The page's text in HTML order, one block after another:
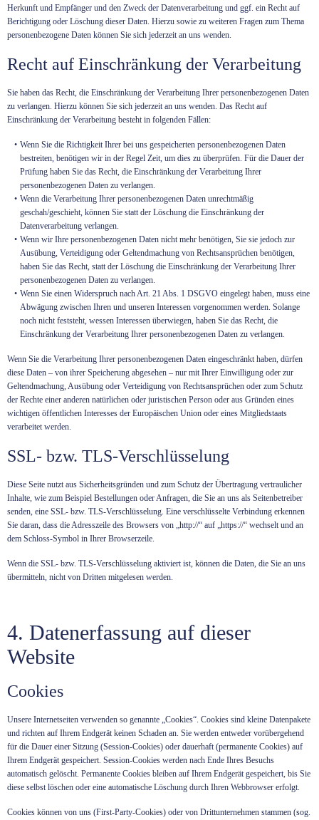
Herkunft und Empfänger und den Zweck der Datenverarbeitung und ggf. ein Recht auf
Berichtigung oder Löschung dieser Daten. Hierzu sowie zu weiteren Fragen zum Thema
personenbezogene Daten können Sie sich jederzeit an uns wenden.
Recht auf Einschränkung der Verarbeitung
Sie haben das Recht, die Einschränkung der Verarbeitung Ihrer personenbezogenen Daten
zu verlangen. Hierzu können Sie sich jederzeit an uns wenden. Das Recht auf
Einschränkung der Verarbeitung besteht in folgenden Fällen:
Wenn Sie die Richtigkeit Ihrer bei uns gespeicherten personenbezogenen Daten
bestreiten, benötigen wir in der Regel Zeit, um dies zu überprüfen. Für die Dauer der
Prüfung haben Sie das Recht, die Einschränkung der Verarbeitung Ihrer
personenbezogenen Daten zu verlangen.
Wenn die Verarbeitung Ihrer personenbezogenen Daten unrechtmäßig
geschah/geschieht, können Sie statt der Löschung die Einschränkung der
Datenverarbeitung verlangen.
Wenn wir Ihre personenbezogenen Daten nicht mehr benötigen, Sie sie jedoch zur
Ausübung, Verteidigung oder Geltendmachung von Rechtsansprüchen benötigen,
haben Sie das Recht, statt der Löschung die Einschränkung der Verarbeitung Ihrer
personenbezogenen Daten zu verlangen.
Wenn Sie einen Widerspruch nach Art. 21 Abs. 1 DSGVO eingelegt haben, muss eine
Abwägung zwischen Ihren und unseren Interessen vorgenommen werden. Solange
noch nicht feststeht, wessen Interessen überwiegen, haben Sie das Recht, die
Einschränkung der Verarbeitung Ihrer personenbezogenen Daten zu verlangen.
Wenn Sie die Verarbeitung Ihrer personenbezogenen Daten eingeschränkt haben, dürfen
diese Daten – von ihrer Speicherung abgesehen – nur mit Ihrer Einwilligung oder zur
Geltendmachung, Ausübung oder Verteidigung von Rechtsansprüchen oder zum Schutz
der Rechte einer anderen natürlichen oder juristischen Person oder aus Gründen eines
wichtigen öffentlichen Interesses der Europäischen Union oder eines Mitgliedstaats
verarbeitet werden.
SSL- bzw. TLS-Verschlüsselung
Diese Seite nutzt aus Sicherheitsgründen und zum Schutz der Übertragung vertraulicher
Inhalte, wie zum Beispiel Bestellungen oder Anfragen, die Sie an uns als Seitenbetreiber
senden, eine SSL- bzw. TLS-Verschlüsselung. Eine verschlüsselte Verbindung erkennen
Sie daran, dass die Adresszeile des Browsers von „http://“ auf „https://“ wechselt und an
dem Schloss-Symbol in Ihrer Browserzeile.
Wenn die SSL- bzw. TLS-Verschlüsselung aktiviert ist, können die Daten, die Sie an uns
übermitteln, nicht von Dritten mitgelesen werden.
4. Datenerfassung auf dieser
Website
Cookies
Unsere Internetseiten verwenden so genannte „Cookies“. Cookies sind kleine Datenpakete
und richten auf Ihrem Endgerät keinen Schaden an. Sie werden entweder vorübergehend
für die Dauer einer Sitzung (Session-Cookies) oder dauerhaft (permanente Cookies) auf
Ihrem Endgerät gespeichert. Session-Cookies werden nach Ende Ihres Besuchs
automatisch gelöscht. Permanente Cookies bleiben auf Ihrem Endgerät gespeichert, bis Sie
diese selbst löschen oder eine automatische Löschung durch Ihren Webbrowser erfolgt.
Cookies können von uns (First-Party-Cookies) oder von Drittunternehmen stammen (sog.